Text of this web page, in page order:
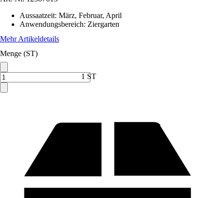
Aussaatzeit: März, Februar, April
Anwendungsbereich: Ziergarten
Mehr Artikeldetails
Menge (ST)
1 ST